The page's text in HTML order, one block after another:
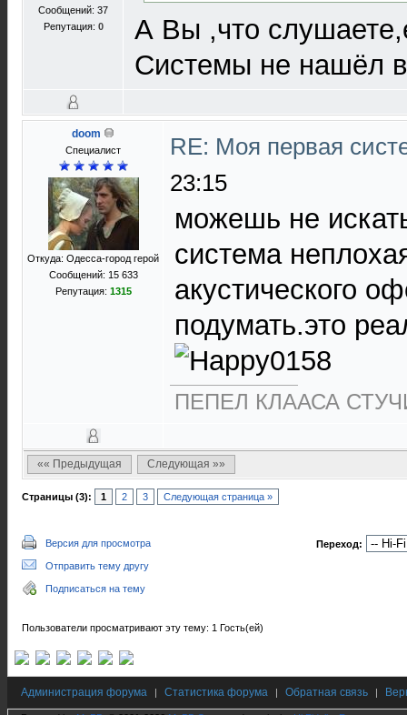
Сообщений: 37
Репутация: 0
А Вы ,что
Системы не нашёл
doom
Специалист
Откуда: Одесса-город герой
Сообщений: 15 633
Репутация: 1315
RE: Моя первая
23:15
можешь не
система
акустического
подумать.это
ПЕПЕЛ КЛААСА
«« Предыдущая Следующая »»
Страницы (3): 1 2 3 Следующая страница »
Версия для просмотра
Отправить тему другу
Подписаться на тему
Переход:
Пользователи просматривают эту тему: 1 Гость(ей)
Администрация форума | Статистика форума | Обратная связь |